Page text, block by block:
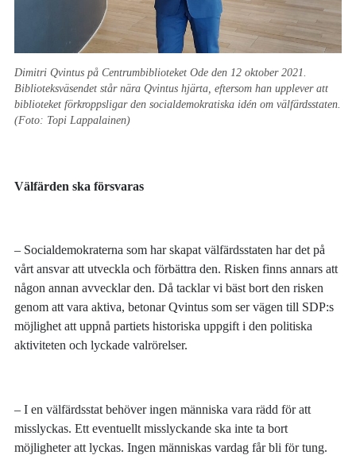
Dimitri Qvintus på Centrumbiblioteket Ode den 12 oktober 2021.
Biblioteksväsendet står nära Qvintus hjärta, eftersom han upplever att
biblioteket förkroppsligar den socialdemokratiska idén om välfärdsstaten.
(Foto: Topi Lappalainen)
Välfärden ska försvaras
– Socialdemokraterna som har skapat välfärdsstaten har det på
vårt ansvar att utveckla och förbättra den. Risken finns annars att
någon annan avvecklar den. Då tacklar vi bäst bort den risken
genom att vara aktiva, betonar Qvintus som ser vägen till SDP:s
möjlighet att uppnå partiets historiska uppgift i den politiska
aktiviteten och lyckade valrörelser.
– I en välfärdsstat behöver ingen människa vara rädd för att
misslyckas. Ett eventuellt misslyckande ska inte ta bort
möjligheter att lyckas. Ingen människas vardag får bli för tung.